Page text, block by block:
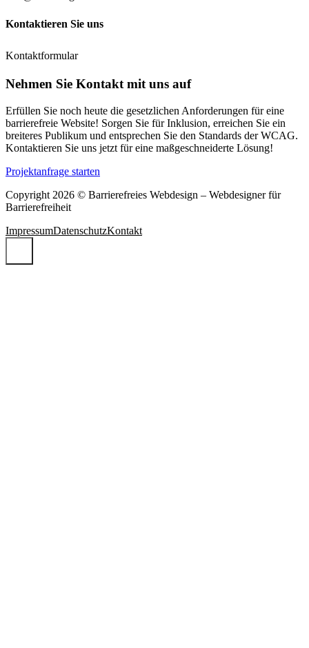
Kontaktieren Sie uns
Kontaktformular
Nehmen Sie Kontakt mit uns auf
Erfüllen Sie noch heute die gesetzlichen Anforderungen für eine
barrierefreie Website! Sorgen Sie für Inklusion, erreichen Sie ein
breiteres Publikum und entsprechen Sie den Standards der WCAG.
Kontaktieren Sie uns jetzt für eine maßgeschneiderte Lösung!
Projektanfrage starten
Copyright 2026 © Barrierefreies Webdesign – Webdesigner für
Barrierefreiheit
ImpressumDatenschutzKontakt